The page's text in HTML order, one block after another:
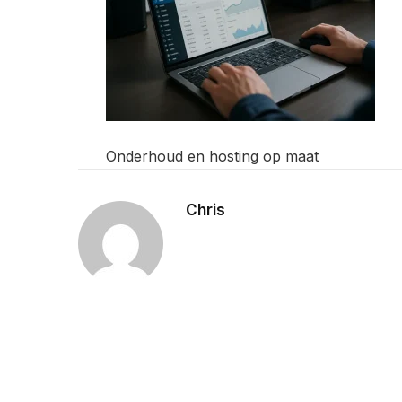
Onderhoud en hosting op maat
Chris